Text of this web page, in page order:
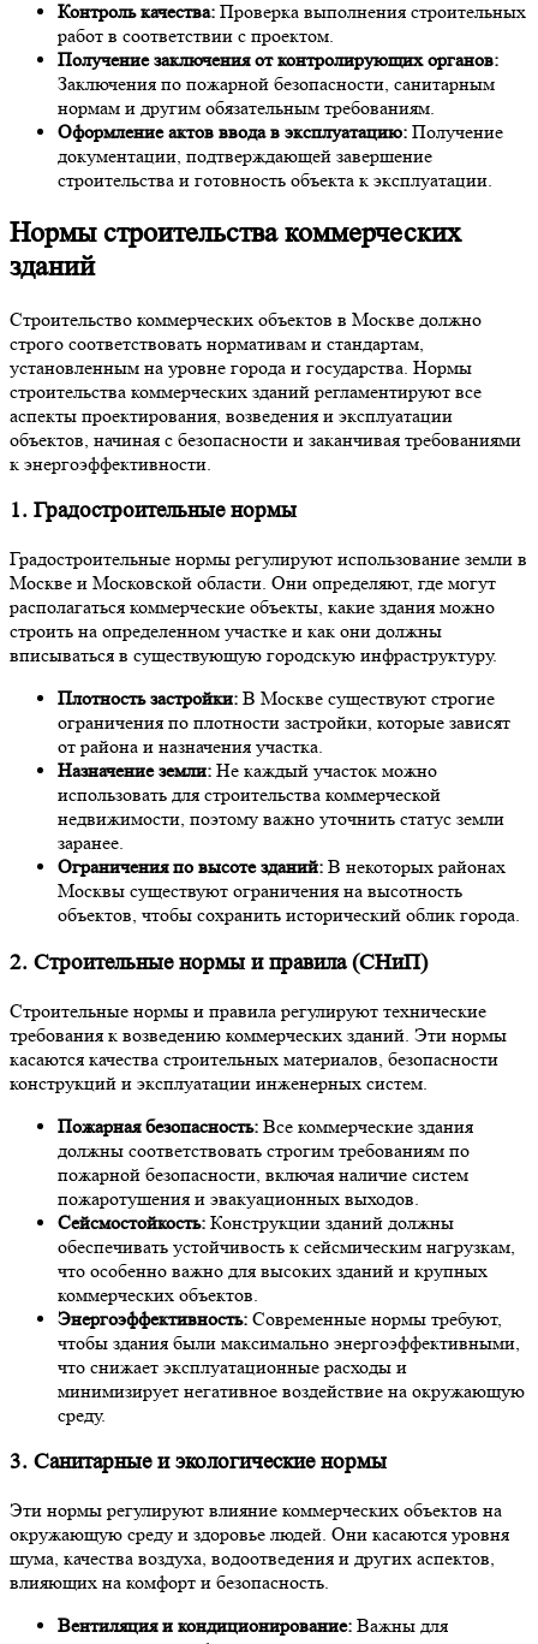
Контроль качества: Проверка выполнения строительных
работ в соответствии с проектом.
Получение заключения от контролирующих органов:
Заключения по пожарной безопасности, санитарным
нормам и другим обязательным требованиям.
Оформление актов ввода в эксплуатацию: Получение
документации, подтверждающей завершение
строительства и готовность объекта к эксплуатации.
Нормы строительства коммерческих
зданий
Строительство коммерческих объектов в Москве должно
строго соответствовать нормативам и стандартам,
установленным на уровне города и государства. Нормы
строительства коммерческих зданий регламентируют все
аспекты проектирования, возведения и эксплуатации
объектов, начиная с безопасности и заканчивая требованиями
к энергоэффективности.
1. Градостроительные нормы
Градостроительные нормы регулируют использование земли в
Москве и Московской области. Они определяют, где могут
располагаться коммерческие объекты, какие здания можно
строить на определенном участке и как они должны
вписываться в существующую городскую инфраструктуру.
Плотность застройки: В Москве существуют строгие
ограничения по плотности застройки, которые зависят
от района и назначения участка.
Назначение земли: Не каждый участок можно
использовать для строительства коммерческой
недвижимости, поэтому важно уточнить статус земли
заранее.
Ограничения по высоте зданий: В некоторых районах
Москвы существуют ограничения на высотность
объектов, чтобы сохранить исторический облик города.
2. Строительные нормы и правила (СНиП)
Строительные нормы и правила регулируют технические
требования к возведению коммерческих зданий. Эти нормы
касаются качества строительных материалов, безопасности
конструкций и эксплуатации инженерных систем.
Пожарная безопасность: Все коммерческие здания
должны соответствовать строгим требованиям по
пожарной безопасности, включая наличие систем
пожаротушения и эвакуационных выходов.
Сейсмостойкость: Конструкции зданий должны
обеспечивать устойчивость к сейсмическим нагрузкам,
что особенно важно для высоких зданий и крупных
коммерческих объектов.
Энергоэффективность: Современные нормы требуют,
чтобы здания были максимально энергоэффективными,
что снижает эксплуатационные расходы и
минимизирует негативное воздействие на окружающую
среду.
3. Санитарные и экологические нормы
Эти нормы регулируют влияние коммерческих объектов на
окружающую среду и здоровье людей. Они касаются уровня
шума, качества воздуха, водоотведения и других аспектов,
влияющих на комфорт и безопасность.
Вентиляция и кондиционирование: Важны для